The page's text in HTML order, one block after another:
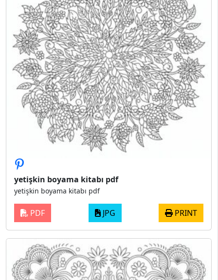
yetişkin boyama kitabı pdf
yetişkin boyama kitabı pdf
PDF JPG PRINT